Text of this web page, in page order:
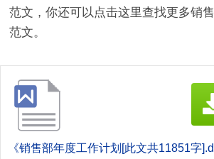
范文，你还可以点击这里查找更多销
范文。
《销售部年度工作计划[此文共11851字